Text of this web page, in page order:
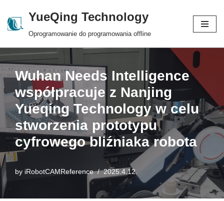
Skip
content
YueQing Technology
Oprogramowanie do programowania offline
Wuhan Needs Intelligence
współpracuje z Nanjing
Yueqing Technology w celu
stworzenia prototypu
cyfrowego bliźniaka robota
by iRobotCAMReference 2025.4.12.